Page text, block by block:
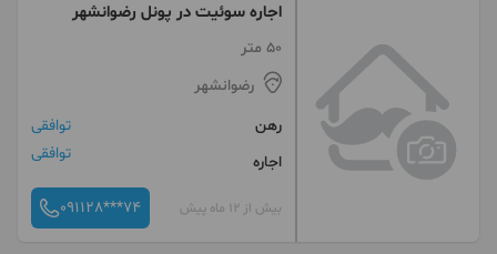
اجاره سوئیت در پونل رضوانشهر
50 متر
رضوانشهر
رهن
توافقی
اجاره
توافقی
بیش از 12 ماه پیش 091128***74